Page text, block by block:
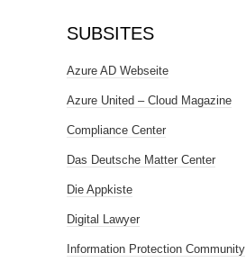
SUBSITES
Azure AD Webseite
Azure United – Cloud Magazine
Compliance Center
Das Deutsche Matter Center
Die Appkiste
Digital Lawyer
Information Protection Community